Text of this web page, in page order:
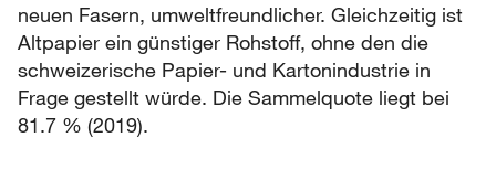
neuen Fasern, umweltfreundlicher. Gleichzeitig ist
Altpapier ein günstiger Rohstoff, ohne den die
schweizerische Papier- und Kartonindustrie in
Frage gestellt würde. Die Sammelquote liegt bei
81.7 % (2019).